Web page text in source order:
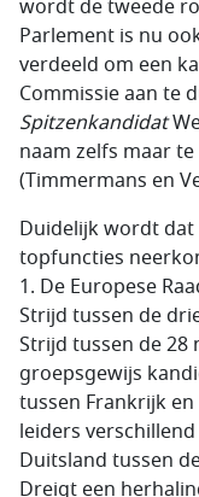
wordt de tweede
Parlement is nu
verdeeld om een
Commissie aan te
Spitzenkandidat
naam zelfs maar
(Timmermans en
Duidelijk wordt dat
topfuncties
1. De Europese
Strijd tussen de
Strijd tussen de
groepsgewijs
tussen Frankrijk
leiders
Duitsland tussen
Dreigt een